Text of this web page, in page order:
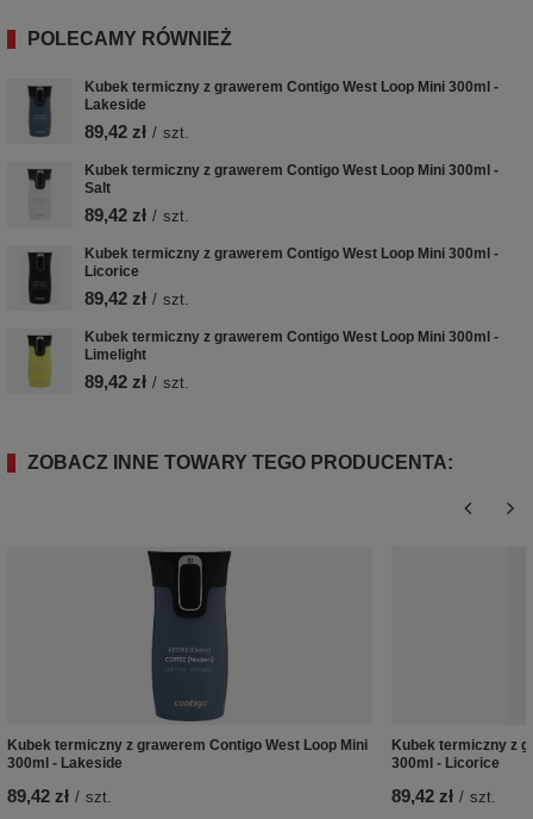
POLECAMY RÓWNIEŻ
Kubek termiczny z grawerem Contigo West Loop Mini 300ml -
Lakeside
89,42 zł / szt.
Kubek termiczny z grawerem Contigo West Loop Mini 300ml -
Salt
89,42 zł / szt.
Kubek termiczny z grawerem Contigo West Loop Mini 300ml -
Licorice
89,42 zł / szt.
Kubek termiczny z grawerem Contigo West Loop Mini 300ml -
Limelight
89,42 zł / szt.
ZOBACZ INNE TOWARY TEGO PRODUCENTA:
Kubek termiczny z grawerem Contigo West Loop Mini
300ml - Lakeside
89,42 zł / szt.
Kubek termiczny z
300ml - Licorice
89,42 zł / szt.